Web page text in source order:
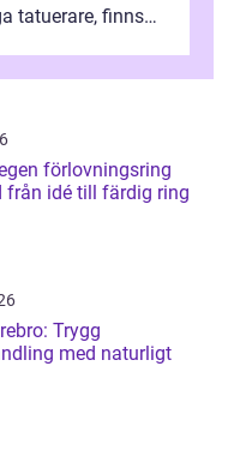
tatuerare, finns
förlovningsring
danderyd från idé till färdig ring
Trygg
med naturligt